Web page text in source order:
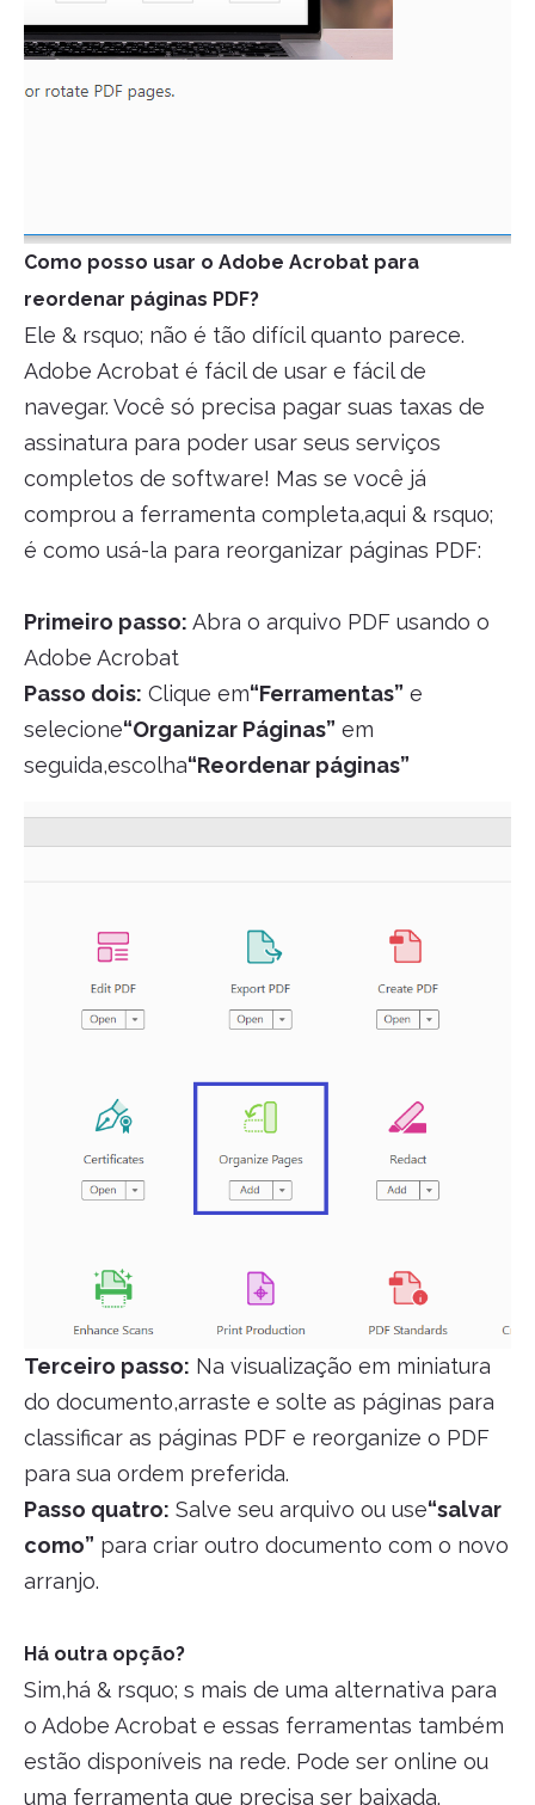
Como posso usar o Adobe Acrobat para
reordenar páginas PDF?
Ele & rsquo; não é tão difícil quanto parece.
Adobe Acrobat é fácil de usar e fácil de
navegar. Você só precisa pagar suas taxas de
assinatura para poder usar seus serviços
completos de software! Mas se você já
comprou a ferramenta completa,aqui & rsquo;
é como usá-la para reorganizar páginas PDF:
Primeiro passo: Abra o arquivo PDF usando o
Adobe Acrobat
Passo dois: Clique em“Ferramentas” e
selecione“Organizar Páginas” em
seguida,escolha“Reordenar páginas”
Terceiro passo: Na visualização em miniatura
do documento,arraste e solte as páginas para
classificar as páginas PDF e reorganize o PDF
para sua ordem preferida.
Passo quatro: Salve seu arquivo ou use“salvar
como” para criar outro documento com o novo
arranjo.
Há outra opção?
Sim,há & rsquo; s mais de uma alternativa para
o Adobe Acrobat e essas ferramentas também
estão disponíveis na rede. Pode ser online ou
uma ferramenta que precisa ser baixada.